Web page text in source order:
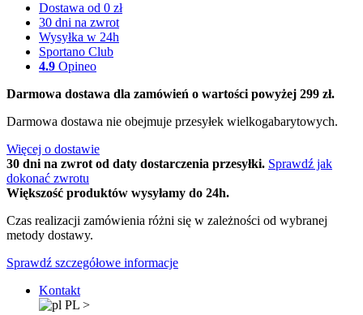
Dostawa od 0 zł
30 dni na zwrot
Wysyłka w 24h
Sportano Club
4.9 Opineo
Darmowa dostawa dla zamówień o wartości powyżej 299 zł.
Darmowa dostawa nie obejmuje przesyłek wielkogabarytowych.
Więcej o dostawie
30 dni na zwrot od daty dostarczenia przesyłki. Sprawdź jak
dokonać zwrotu
Większość produktów wysyłamy do 24h.
Czas realizacji zamówienia różni się w zależności od wybranej
metody dostawy.
Sprawdź szczegółowe informacje
Kontakt
PL >